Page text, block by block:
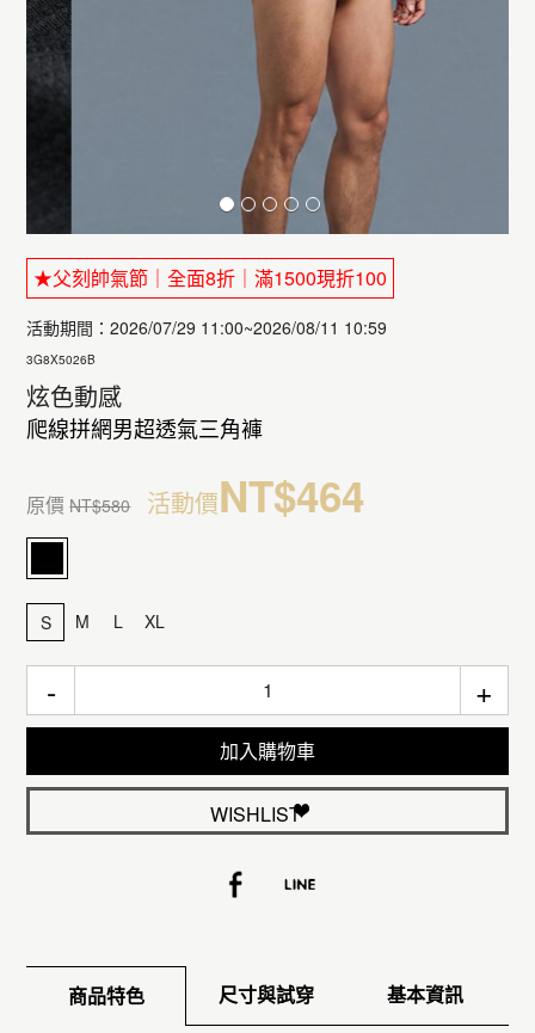
★父刻帥氣節｜全面8折｜滿1500現折100
活動期間：2026/07/29 11:00~2026/08/11 10:59
3G8X5026B
炫色動感
爬線拼網男超透氣三角褲
原價NT$580 活動價NT$464
S M L XL
- +
加入購物車
WISHLIST
商品特色 尺寸與試穿 基本資訊